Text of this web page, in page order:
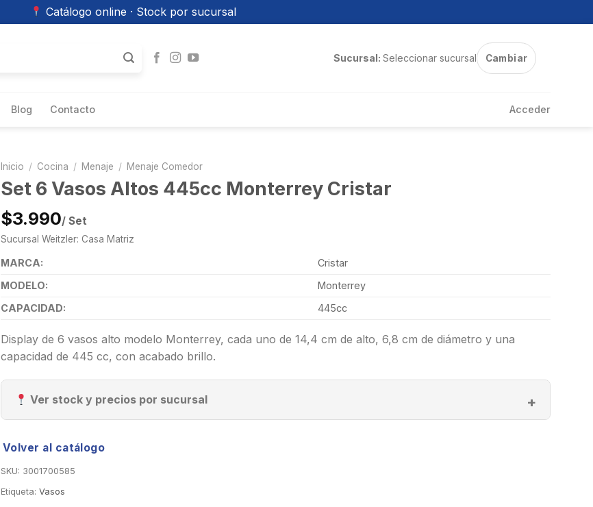
Catálogo online · Stock por sucursal
Sucursal: Seleccionar sucursal Cambiar
Blog Contacto Acceder
Inicio / Cocina / Menaje / Menaje Comedor
Set 6 Vasos Altos 445cc Monterrey Cristar
$3.990/ Set
Sucursal Weitzler: Casa Matriz
MARCA:
Cristar
MODELO:
Monterrey
CAPACIDAD:
445cc
Display de 6 vasos alto modelo Monterrey, cada uno de 14,4 cm de alto, 6,8 cm de diámetro y una
capacidad de 445 cc, con acabado brillo.
Ver stock y precios por sucursal
Volver al catálogo
SKU: 3001700585
Etiqueta: Vasos